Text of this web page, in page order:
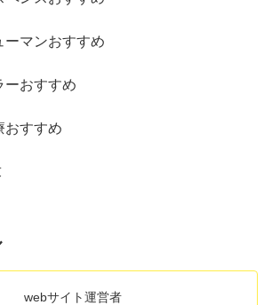
ーマンおすすめ
ーおすすめ
おすすめ
webサイト運営者